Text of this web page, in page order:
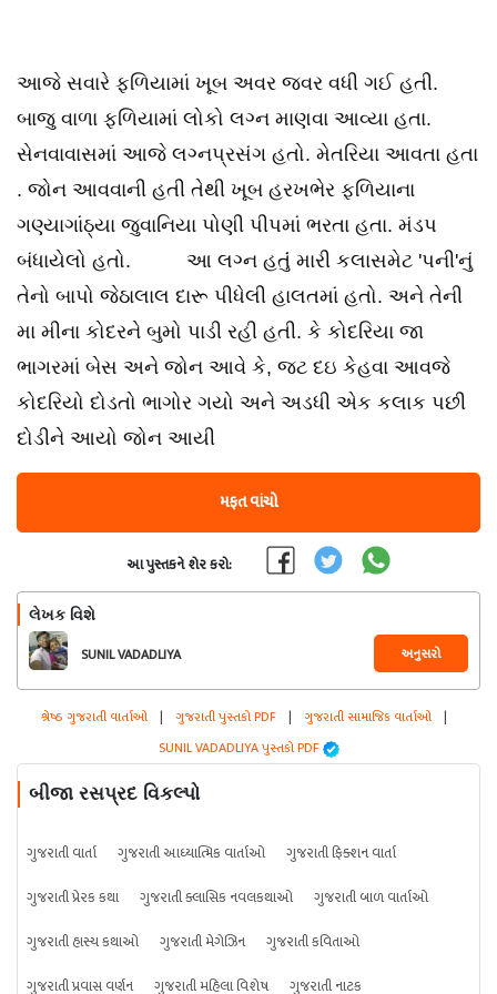
આજે સવારે ફળિયામાં ખૂબ અવર જવર વધી ગઈ હતી.
બાજુ વાળા ફળિયામાં લોકો લગ્ન માણવા આવ્યા હતા.
સેનવાવાસમાં આજે લગ્નપ્રસંગ હતો. મેતરિયા આવતા હતા
. જોન આવવાની હતી તેથી ખૂબ હરખભેર ફળિયાના
ગણ્યાગાંઠ્યા જુવાનિયા પોણી પીપમાં ભરતા હતા. મંડપ
બંધાયેલો હતો. આ લગ્ન હતુંં મારી કલાસમેટ 'પની'નું
તેનો બાપો જેઠાલાલ દારૂ પીધેલી હાલતમાં હતો. અને તેની
મા મીના કોદરને બુમો પાડી રહી હતી. કે કોદરિયા જા
ભાગરમાં બેસ અને જોન આવે કે, જટ દઇ કેહવા આવજે
કોદરિયો દોડતો ભાગોર ગયો અને અડધી એક કલાક પછી
દોડીને આયો જોન આયી
મફત વાંચો
આ પુસ્તકને શેર કરો:
લેખક વિશે
SUNIL VADADLIYA અનુસરો
શ્રેષ્ઠ ગુજરાતી વાર્તાઓ | ગુજરાતી પુસ્તકો PDF | ગુજરાતી સામાજિક વાર્તાઓ |
SUNIL VADADLIYA પુસ્તકો PDF
બીજા રસપ્રદ વિકલ્પો
ગુજરાતી વાર્તા ગુજરાતી આધ્યાત્મિક વાર્તાઓ
ગુજરાતી ફિક્શન વાર્તા
ગુજરાતી પ્રેરક કથા
ગુજરાતી ક્લાસિક નવલકથાઓ
ગુજરાતી બાળ વાર્તાઓ
ગુજરાતી હાસ્ય કથાઓ
ગુજરાતી મેગેઝિન
ગુજરાતી કવિતાઓ
ગુજરાતી પ્રવાસ વર્ણન
ગુજરાતી મહિલા વિશેષ ગુજરાતી નાટક